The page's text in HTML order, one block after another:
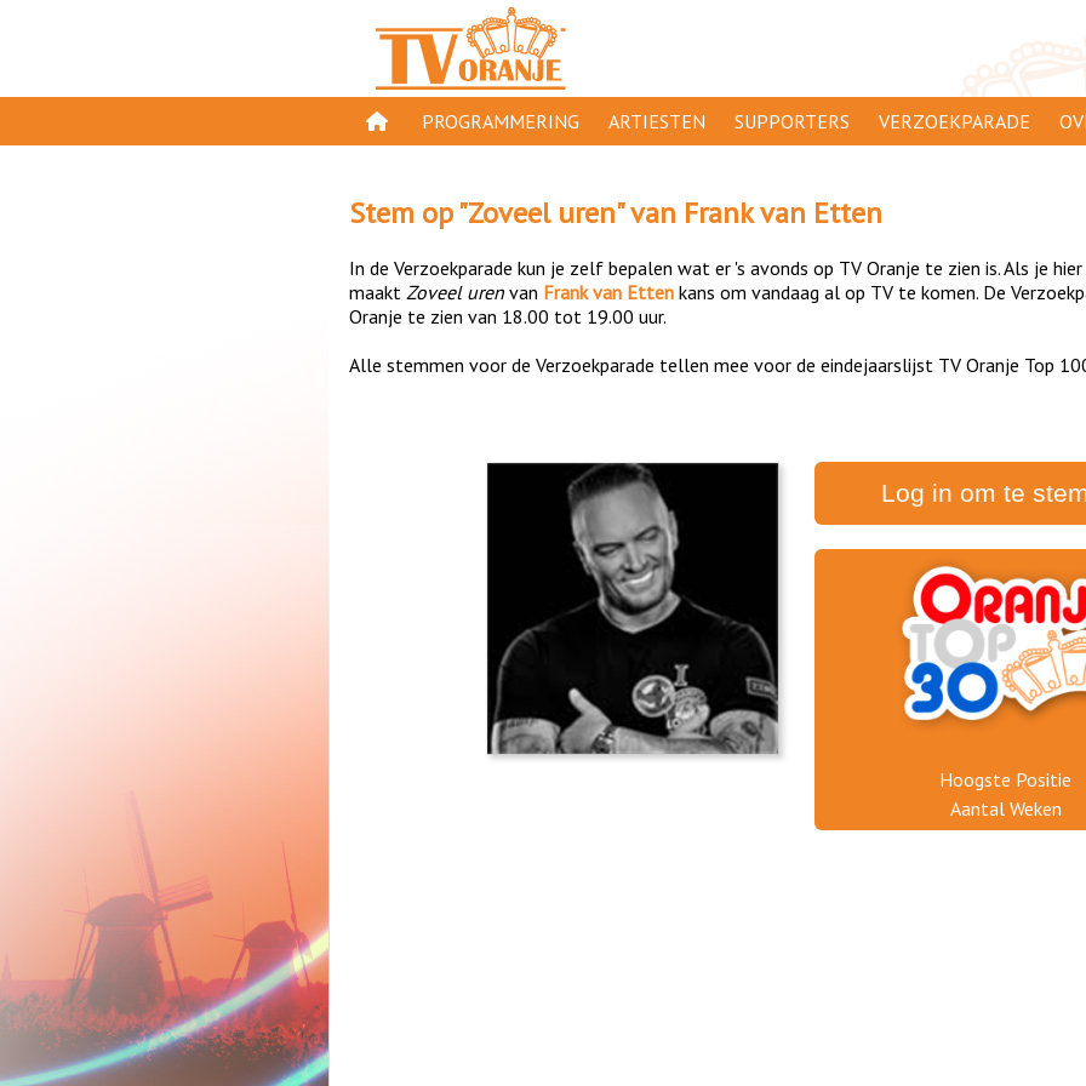
PROGRAMMERING
GESPEELD OP TV ORANJE
ORANJE KROON
TV ORANJE TOP 1000
11 VAN ORANJE
ARTIESTEN SUPPORTERS
AANMELDEN
VERZOEKPARADE
Stem op "Zoveel uren" van Frank van Etten
In de Verzoekparade kun je zelf bepalen wat er 's avonds op TV Oranje te zien is. Als je
maakt Zoveel uren van Frank van Etten kans om vandaag al op TV te komen. De
Oranje te zien van 18.00 tot 19.00 uur.
Alle stemmen voor de Verzoekparade tellen mee voor de eindejaarslijst TV Oranje Top
Log in om te
Hoogste Positie
Aantal Weken